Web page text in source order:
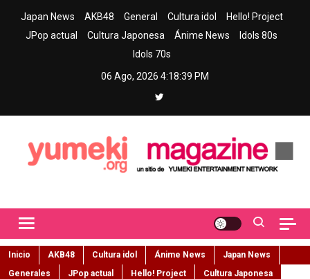
Japan News AKB48 General Cultura idol
Hello! Project
JPop actual
Cultura Japonesa Ánime News
Idols 80s
Idols 70s
06 Ago, 2026 4:18:40 PM
Inicio AKB48 Cultura idol Ánime News
Japan News
Generales
JPop actual Hello! Project
Cultura Japonesa